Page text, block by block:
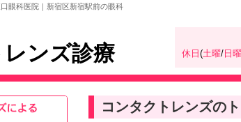
眼科医院｜新宿区新宿駅前の眼科
ンズ診療 休日 (土曜/ 日
コンタクトレンズの